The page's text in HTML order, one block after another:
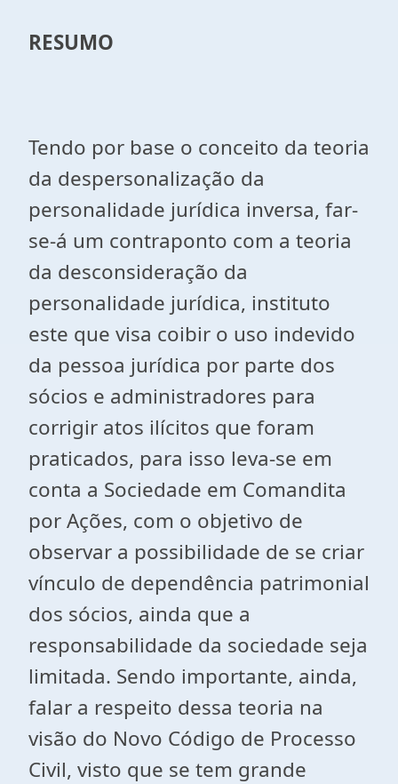
RESUMO
Tendo por base o conceito da teoria
da despersonalização da
personalidade jurídica inversa, far-
se-á um contraponto com a teoria
da desconsideração da
personalidade jurídica, instituto
este que visa coibir o uso indevido
da pessoa jurídica por parte dos
sócios e administradores para
corrigir atos ilícitos que foram
praticados, para isso leva-se em
conta a Sociedade em Comandita
por Ações, com o objetivo de
observar a possibilidade de se criar
vínculo de dependência patrimonial
dos sócios, ainda que a
responsabilidade da sociedade seja
limitada. Sendo importante, ainda,
falar a respeito dessa teoria na
visão do Novo Código de Processo
Civil, visto que se tem grande